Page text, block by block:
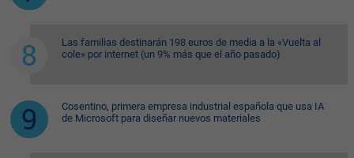
Las familias destinarán 198 euros de media a la «Vuelta al
cole» por internet (un 9% más que el año pasado)
Cosentino, primera empresa industrial española que usa IA
de Microsoft para diseñar nuevos materiales